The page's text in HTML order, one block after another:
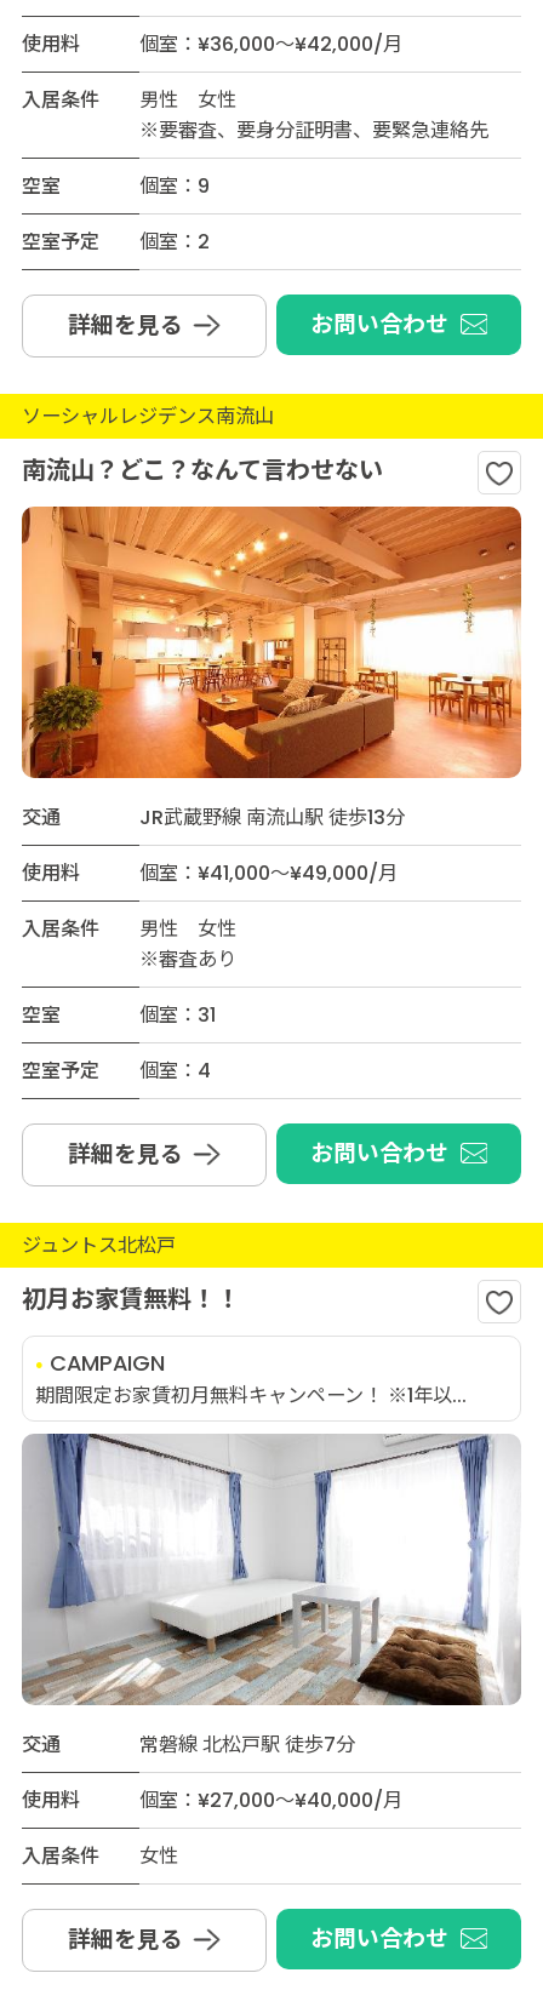
使用料
個室：¥36,000～¥42,000/月
入居条件
男性 女性
※要審査、要身分証明書、要緊急連絡先
空室
個室：9
空室予定
個室：2
詳細を見る お問い合わせ
ソーシャルレジデンス南流山
南流山？どこ？なんて言わせない
交通
JR武蔵野線 南流山駅 徒歩13分
使用料
個室：¥41,000～¥49,000/月
入居条件
男性 女性
※審査あり
空室
個室：31
空室予定
個室：4
詳細を見る お問い合わせ
ジュントス北松戸
初月お家賃無料！！
CAMPAIGN
期間限定お家賃初月無料キャンペーン！ ※1年以...
交通
常磐線 北松戸駅 徒歩7分
使用料
個室：¥27,000～¥40,000/月
入居条件
女性
詳細を見る お問い合わせ